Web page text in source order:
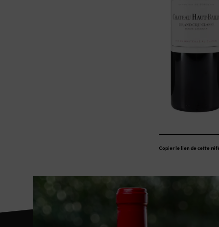
Copier le lien de cette